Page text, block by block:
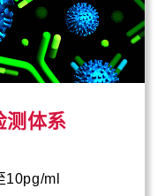
测体系
10pg/ml